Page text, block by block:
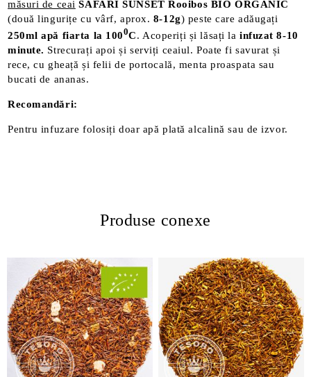
măsuri de ceai SAFARI SUNSET Rooibos BIO ORGANIC
(două lingurițe cu vârf, aprox. 8-12g) peste care adăugați
250ml apă fiarta la 1000C. Acoperiți și lăsați lainfuzat 8-10
minute. Strecurați apoi și serviți ceaiul. Poate fi savurat și
rece, cu gheață și felii de portocală, menta proaspata sau
bucati de ananas.
Recomandări:
Pentru infuzare folosiți doar apă plată alcalină sau de izvor.
Produse conexe